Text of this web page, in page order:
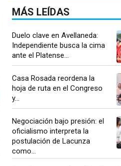
MÁS LEÍDAS
Duelo clave en Avellaneda:
Independiente busca la cima
ante el Platense...
Casa Rosada reordena la
hoja de ruta en el Congreso
y...
Negociación bajo presión: el
oficialismo interpreta la
postulación de Lacunza
como...